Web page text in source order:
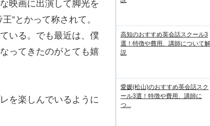
映画に出演して脚光を
”とかって称されて。
いる。でも最近は、僕
ってきたのがとても嬉
を楽しんでいるように
高知のおすすめ英会話スクール3
選！特徴や費用、講師について解
説
愛媛(松山)のおすすめ英会話スク
ール3選！特徴や費用、講師に
つ...